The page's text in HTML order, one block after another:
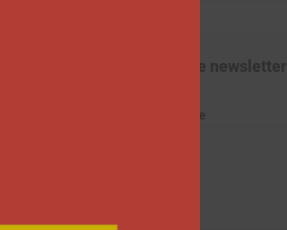
Abonnez-vous à notre newsletter
Adresse de messagerie